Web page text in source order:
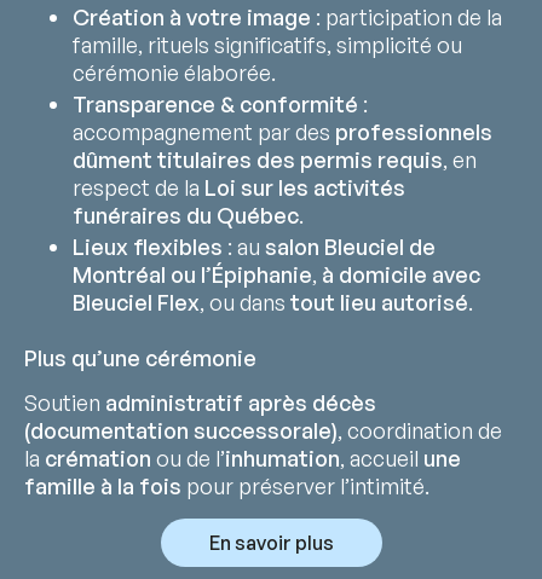
Création à votre image : participation de la
famille, rituels significatifs, simplicité ou
cérémonie élaborée.
Transparence & conformité :
accompagnement par des professionnels
dûment titulaires des permis requis, en
respect de la Loi sur les activités
funéraires du Québec.
Lieux flexibles : au salon Bleuciel de
Montréal ou l’Épiphanie, à domicile avec
Bleuciel Flex, ou dans tout lieu autorisé.
Plus qu’une cérémonie
Soutien administratif après décès
(documentation successorale), coordination de
la crémation ou de l’inhumation, accueil une
famille à la fois pour préserver l’intimité.
En savoir plus